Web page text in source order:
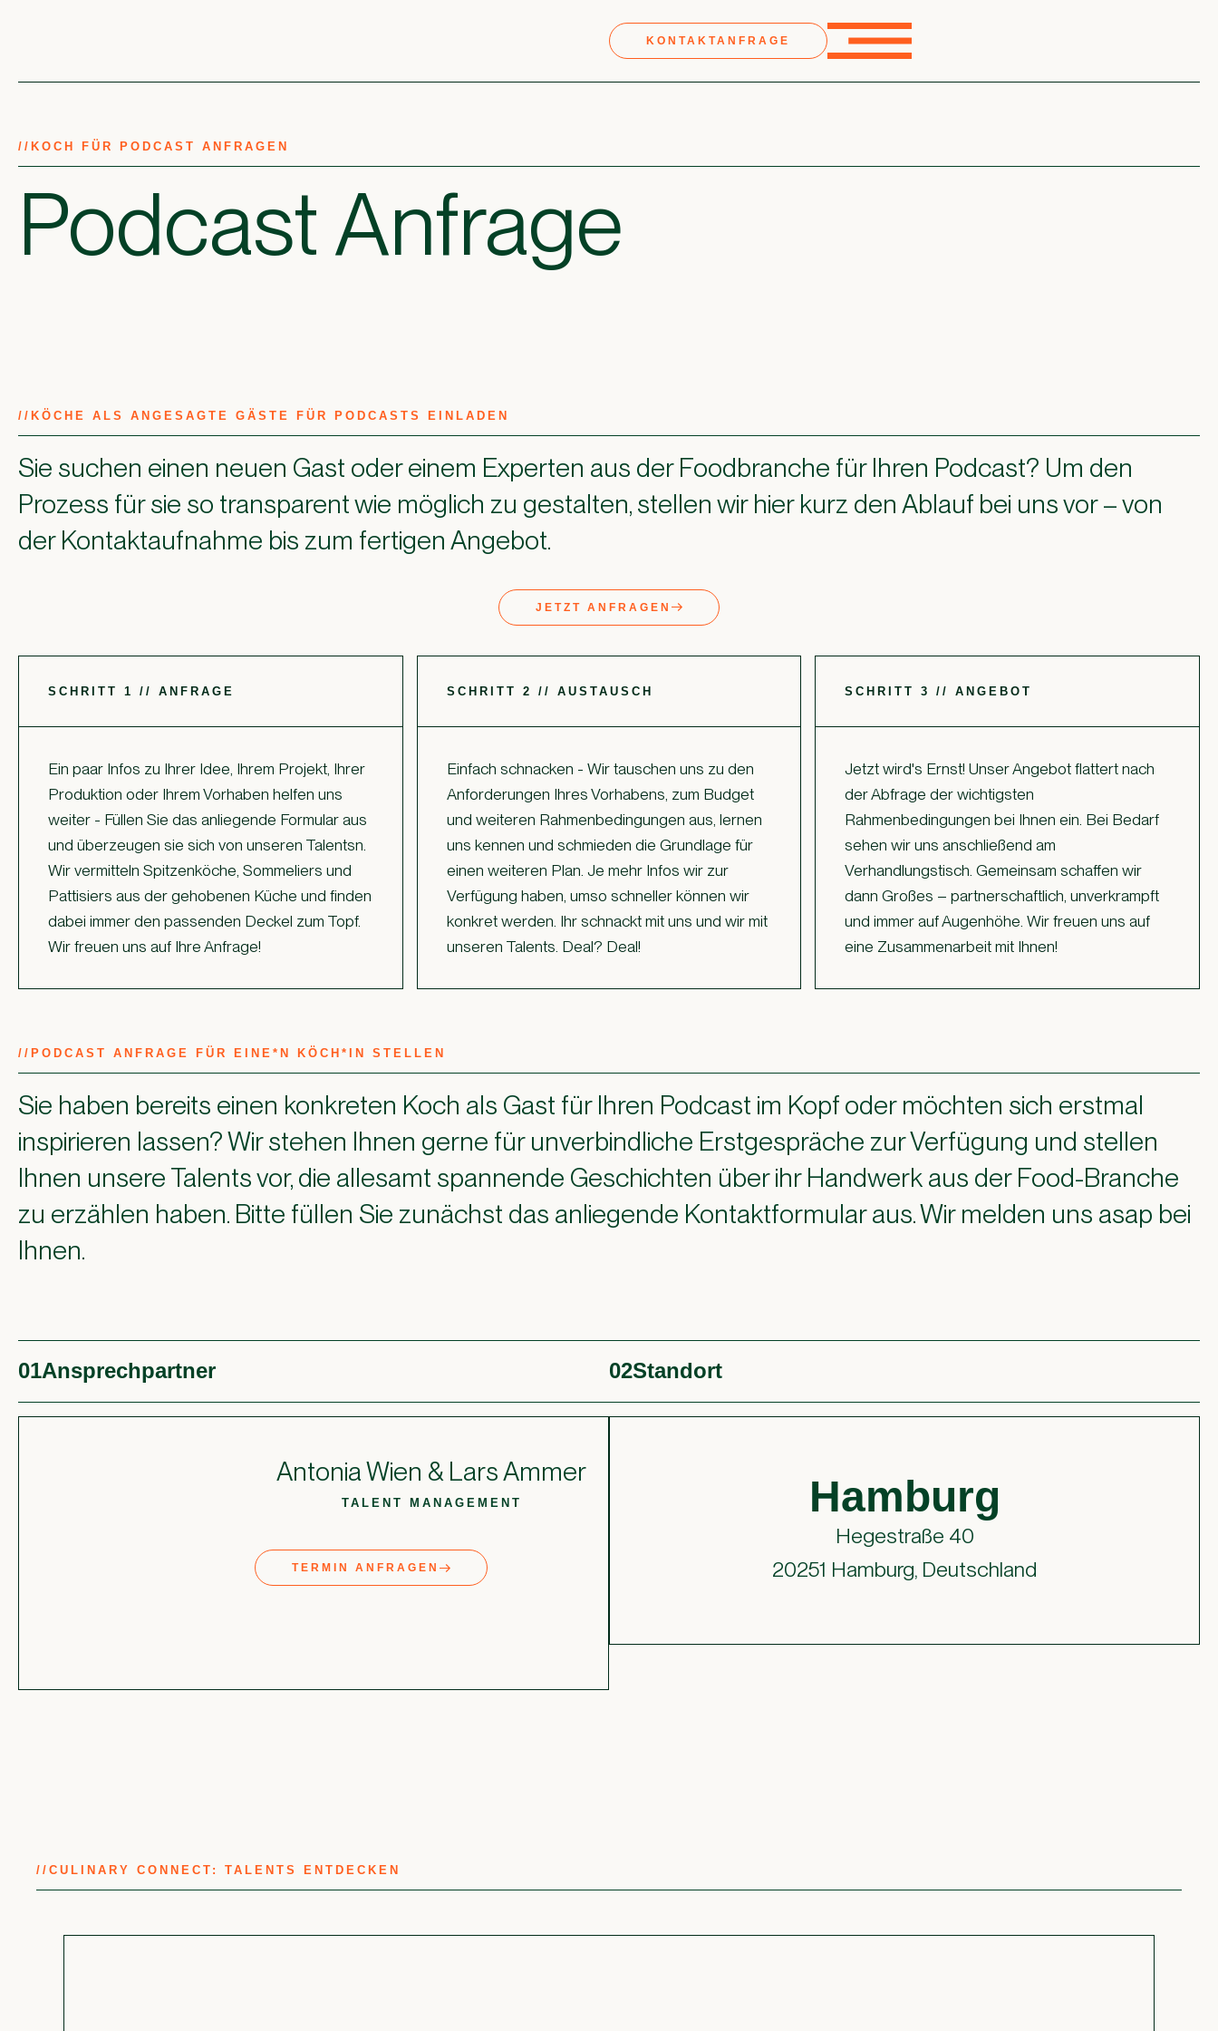
KONTAKTANFRAGE
// KOCH FÜR PODCAST ANFRAGEN
Podcast Anfrage
// KÖCHE ALS ANGESAGTE GÄSTE FÜR PODCASTS EINLADEN
Sie suchen einen neuen Gast oder einem Experten aus der Foodbranche für Ihren Podcast? Um den
Prozess für sie so transparent wie möglich zu gestalten, stellen wir hier kurz den Ablauf bei uns vor – von
der Kontaktaufnahme bis zum fertigen Angebot.
JETZT ANFRAGEN
SCHRITT 1 // ANFRAGE
Ein paar Infos zu Ihrer Idee, Ihrem Projekt, Ihrer
Produktion oder Ihrem Vorhaben helfen uns
weiter - Füllen Sie das anliegende Formular aus
und überzeugen sie sich von unseren Talentsn.
Wir vermitteln Spitzenköche, Sommeliers und
Pattisiers aus der gehobenen Küche und finden
dabei immer den passenden Deckel zum Topf.
Wir freuen uns auf Ihre Anfrage!
SCHRITT 2 // AUSTAUSCH
Einfach schnacken - Wir tauschen uns zu den
Anforderungen Ihres Vorhabens, zum Budget
und weiteren Rahmenbedingungen aus, lernen
uns kennen und schmieden die Grundlage für
einen weiteren Plan. Je mehr Infos wir zur
Verfügung haben, umso schneller können wir
konkret werden. Ihr schnackt mit uns und wir mit
unseren Talents. Deal? Deal!
SCHRITT 3 // ANGEBOT
Jetzt wird's Ernst! Unser Angebot flattert nach
der Abfrage der wichtigsten
Rahmenbedingungen bei Ihnen ein. Bei Bedarf
sehen wir uns anschließend am
Verhandlungstisch. Gemeinsam schaffen wir
dann Großes – partnerschaftlich, unverkrampft
und immer auf Augenhöhe. Wir freuen uns auf
eine Zusammenarbeit mit Ihnen!
// PODCAST ANFRAGE FÜR EINE*N KÖCH*IN STELLEN
Sie haben bereits einen konkreten Koch als Gast für Ihren Podcast im Kopf oder möchten sich erstmal
inspirieren lassen? Wir stehen Ihnen gerne für un­ver­bindliche Erstgespräche zur Verfügung und stellen
Ihnen unsere Talents vor, die allesamt spannende Geschichten über ihr Handwerk aus der Food-Branche
zu erzählen haben. Bitte füllen Sie zunächst das anliegende Kontaktformular aus. Wir melden uns asap bei
Ihnen.
01Ansprechpartner
Antonia Wien & Lars Ammer
TALENT MANAGEMENT
TERMIN ANFRAGEN
02Standort
Hamburg
Hegestraße 40
20251 Hamburg, Deutschland
// CULINARY CONNECT: TALENTS ENTDECKEN